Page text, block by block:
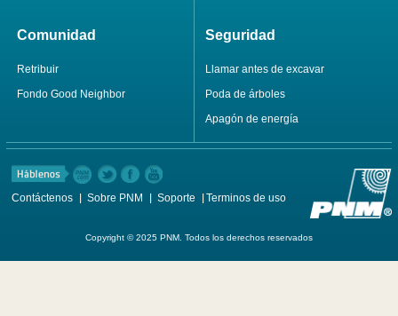
Comunidad
Retribuir
Fondo Good Neighbor
Seguridad
Llamar antes de excavar
Poda de árboles
Apagón de energía
Contáctenos Sobre PNM Soporte Terminos de uso
Copyright © 2025 PNM. Todos los derechos reservados